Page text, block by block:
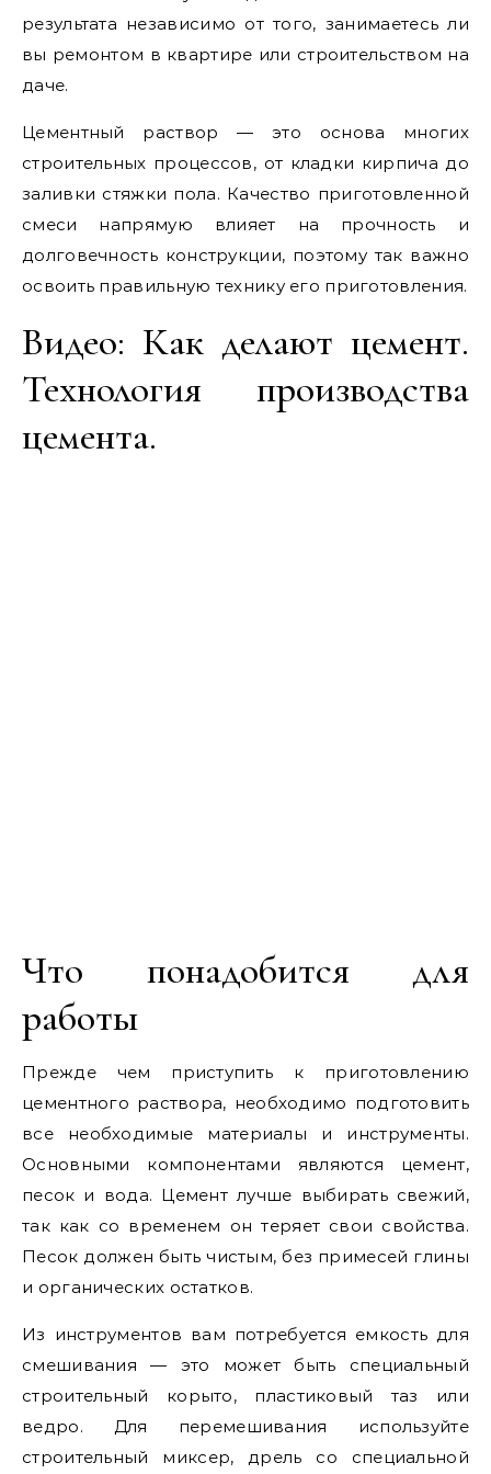
результата независимо от того, занимаетесь ли
вы ремонтом в квартире или строительством на
даче.
Цементный раствор — это основа многих
строительных процессов, от кладки кирпича до
заливки стяжки пола. Качество приготовленной
смеси напрямую влияет на прочность и
долговечность конструкции, поэтому так важно
освоить правильную технику его приготовления.
Видео: Как делают цемент.
Технология производства
цемента.
Что понадобится для
работы
Прежде чем приступить к приготовлению
цементного раствора, необходимо подготовить
все необходимые материалы и инструменты.
Основными компонентами являются цемент,
песок и вода. Цемент лучше выбирать свежий,
так как со временем он теряет свои свойства.
Песок должен быть чистым, без примесей глины
и органических остатков.
Из инструментов вам потребуется емкость для
смешивания — это может быть специальный
строительный корыто, пластиковый таз или
ведро. Для перемешивания используйте
строительный миксер, дрель со специальной